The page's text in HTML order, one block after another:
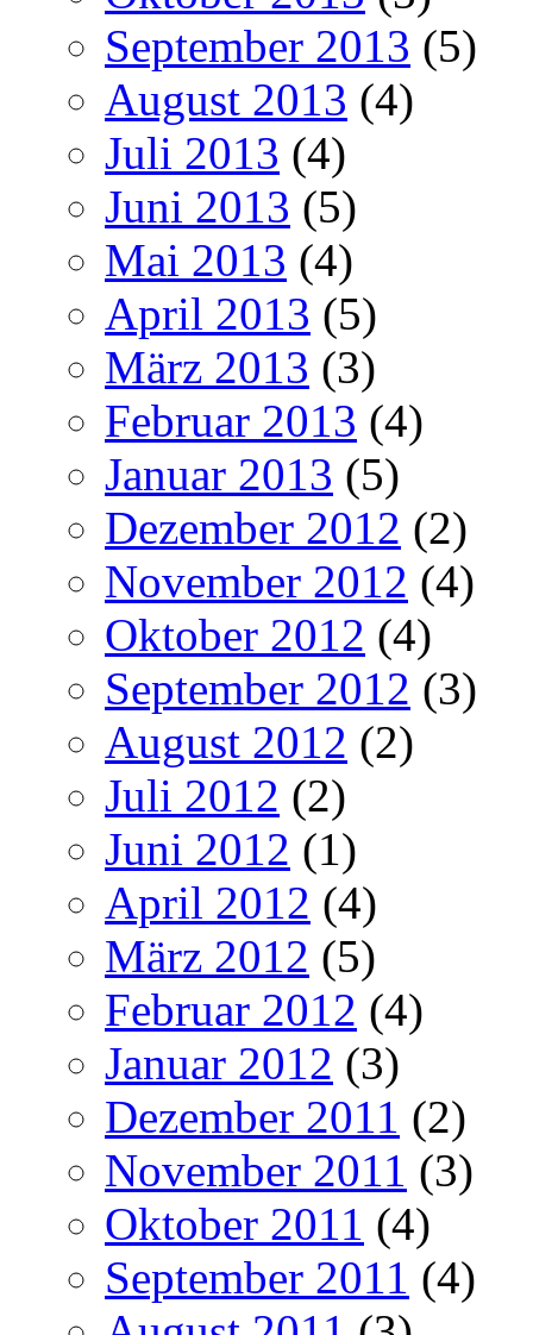
September 2013 (5)
August 2013 (4)
Juli 2013 (4)
Juni 2013 (5)
Mai 2013 (4)
April 2013 (5)
März 2013 (3)
Februar 2013 (4)
Januar 2013 (5)
Dezember 2012 (2)
November 2012 (4)
Oktober 2012 (4)
September 2012 (3)
August 2012 (2)
Juli 2012 (2)
Juni 2012 (1)
April 2012 (4)
März 2012 (5)
Februar 2012 (4)
Januar 2012 (3)
Dezember 2011 (2)
November 2011 (3)
Oktober 2011 (4)
September 2011 (4)